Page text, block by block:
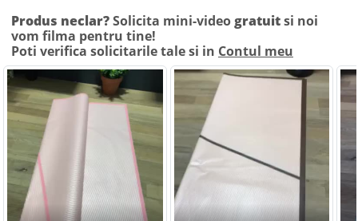
Produs neclar?Solicita mini-video gratuitsi noi
vom filma pentru tine!
Poti verifica solicitarile tale si in Contul meu